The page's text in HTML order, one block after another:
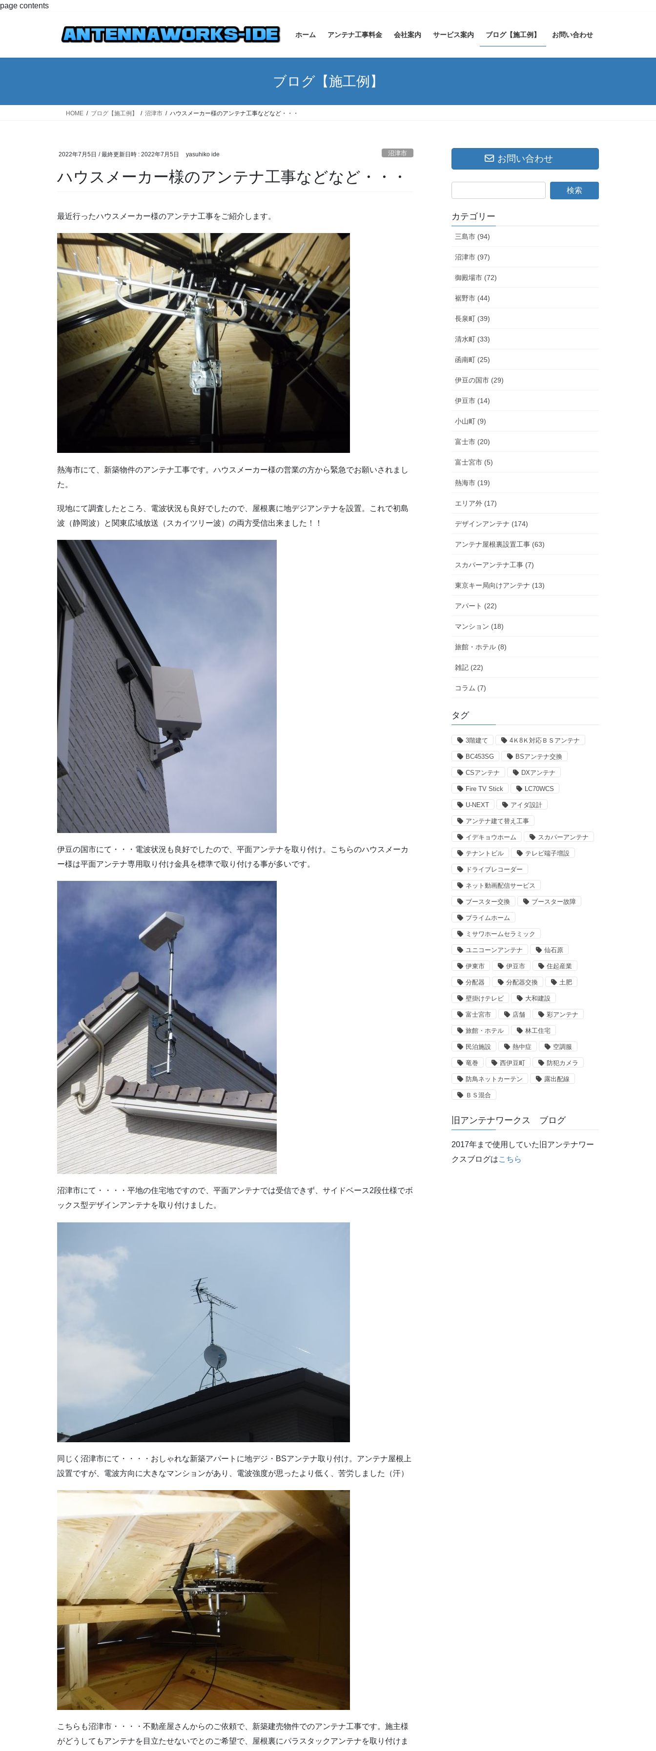
page contentsコ
ナ
ホーム アンテナ工事料金 会社案内 サービス案内 ブログ【施工例】 お問い合わせ
ブログ【施工例】
HOME ブログ【施工例】 沼津市 ハウスメーカー様のアンテナ工事などなど・・・
2022年7月5日 / 最終更新日時 : 2022年7月5日 yasuhiko ide 沼津市
ハウスメーカー様のアンテナ工事などなど・・・
最近行ったハウスメーカー様のアンテナ工事をご紹介します。
熱海市にて、新築物件のアンテナ工事です。ハウスメーカー様の営業の方から緊急でお願いされまし
た。
現地にて調査したところ、電波状況も良好でしたので、屋根裏に地デジアンテナを設置。これで初島
波（静岡波）と関東広域放送（スカイツリー波）の両方受信出来ました！！
伊豆の国市にて・・・電波状況も良好でしたので、平面アンテナを取り付け。こちらのハウスメーカ
ー様は平面アンテナ専用取り付け金具を標準で取り付ける事が多いです。
沼津市にて・・・・平地の住宅地ですので、平面アンテナでは受信できず、サイドベース2段仕様でボ
ックス型デザインアンテナを取り付けました。
同じく沼津市にて・・・・おしゃれな新築アパートに地デジ・BSアンテナ取り付け。アンテナ屋根上
設置ですが、電波方向に大きなマンションがあり、電波強度が思ったより低く、苦労しました（汗）
こちらも沼津市・・・・不動産屋さんからのご依頼で、新築建売物件でのアンテナ工事です。施主様
がどうしてもアンテナを目立たせないでとのご希望で、屋根裏にパラスタックアンテナを取り付けま
お問い合わせ
カテゴリー
三島市 (94)
沼津市 (97)
御殿場市 (72)
裾野市 (44)
長泉町 (39)
清水町 (33)
函南町 (25)
伊豆の国市 (29)
伊豆市 (14)
小山町 (9)
富士市 (20)
富士宮市 (5)
熱海市 (19)
エリア外 (17)
デザインアンテナ (174)
アンテナ屋根裏設置工事 (63)
スカパーアンテナ工事 (7)
東京キー局向けアンテナ (13)
アパート (22)
マンション (18)
旅館・ホテル (8)
雑記 (22)
コラム (7)
タグ
3階建て 4Ｋ8Ｋ対応ＢＳアンテナ
BC453SG BSアンテナ交換
CSアンテナ DXアンテナ
Fire TV Stick LC70WCS
U-NEXT アイダ設計
アンテナ建て替え工事
イデキョウホーム スカパーアンテナ
テナントビル テレビ端子増設
ドライブレコーダー
ネット動画配信サービス
ブースター交換 ブースター故障
プライムホーム
ミサワホームセラミック
ユニコーンアンテナ 仙石原
伊東市 伊豆市 住起産業
分配器 分配器交換 土肥
壁掛けテレビ 大和建設
富士宮市 店舗 彩アンテナ
旅館・ホテル 林工住宅
民泊施設 熱中症 空調服
竜巻 西伊豆町 防犯カメラ
防鳥ネットカーテン 露出配線
ＢＳ混合
旧アンテナワークス ブログ
2017年まで使用していた旧アンテナワー
クスブログはこちら